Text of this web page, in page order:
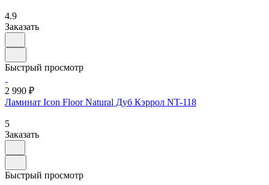
4.9
Заказать
Быстрый просмотр
2 990 ₽
Ламинат Icon Floor Natural Дуб Кэррол NT-118
5
Заказать
Быстрый просмотр